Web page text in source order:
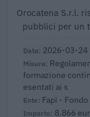
Orocatena S.r.l.
pubblici per un
2026-03-24
formazione
esentati ai s
Fapi -
8.866